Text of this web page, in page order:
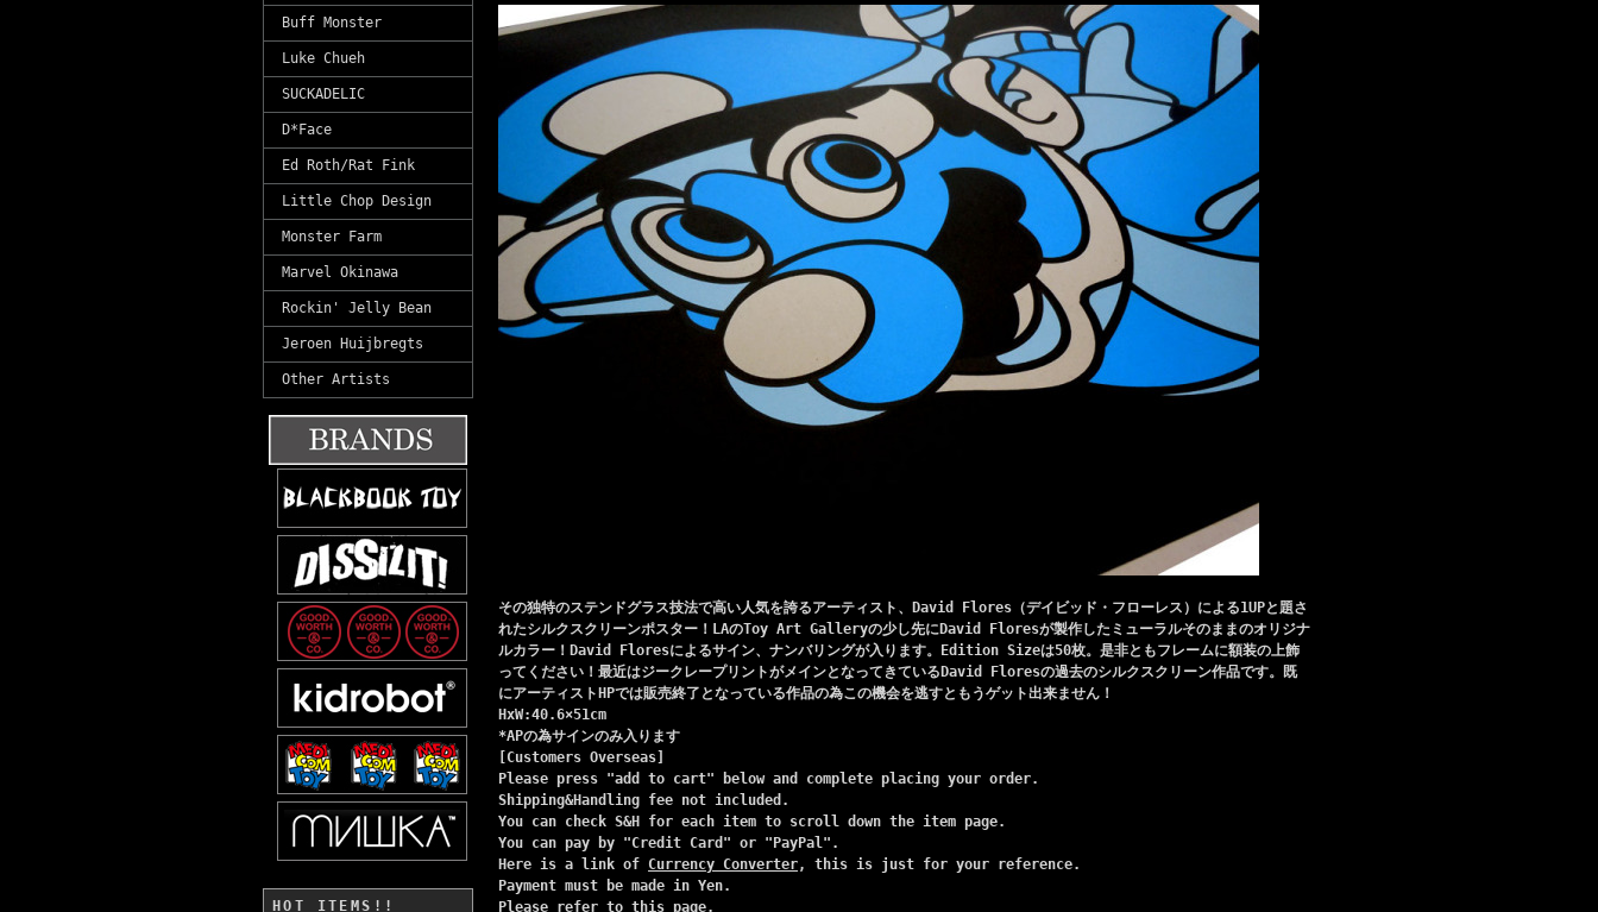
Buff Monster
Luke Chueh
SUCKADELIC
D*Face
Ed Roth/Rat Fink
Little Chop Design
Monster Farm
Marvel Okinawa
Rockin' Jelly Bean
Jeroen Huijbregts
Other Artists
HOT ITEMS!!
その独特のステンドグラス技法で高い人気を誇るアーティスト、David Flores（デイビッド・フローレス）による1UPと題さ
れたシルクスクリーンポスター！LAのToy Art Galleryの少し先にDavid Floresが製作したミューラルそのままのオリジナ
ルカラー！David Floresによるサイン、ナンバリングが入ります。Edition Sizeは50枚。是非ともフレームに額装の上飾
ってください！最近はジークレープリントがメインとなってきているDavid Floresの過去のシルクスクリーン作品です。既
にアーティストHPでは販売終了となっている作品の為この機会を逃すともうゲット出来ません！
HxW:40.6×51cm
*APの為サインのみ入ります
[Customers Overseas]
Please press "add to cart" below and complete placing your order.
Shipping&Handling fee not included.
You can check S&H for each item to scroll down the item page.
You can pay by "Credit Card" or "PayPal".
Here is a link of Currency Converter, this is just for your reference.
Payment must be made in Yen.
Please refer to this page.